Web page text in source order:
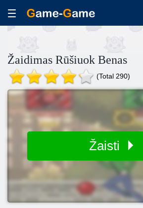
Žaidimas Rūšiuok Benas
(Total 290)
Žaisti